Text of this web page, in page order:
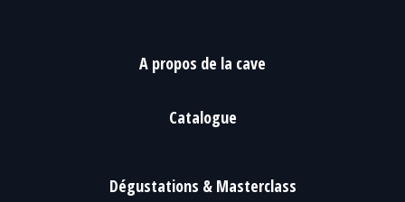
A propos de la cave
Catalogue
Dégustations & Masterclass